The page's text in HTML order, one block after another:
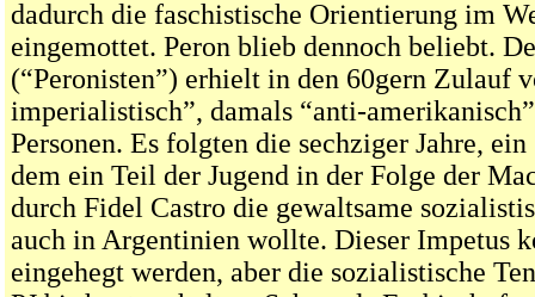
dadurch die faschistische Orientierung im
eingemottet. Peron blieb dennoch beliebt.
(“Peronisten”) erhielt in den 60gern Zulauf
imperialistisch”, damals “anti-
Personen. Es folgten die sechziger Jahre,
dem ein Teil der Jugend in der Folge der
durch Fidel Castro die gewaltsame
auch in Argentinien wollte. Dieser Impetus
eingehegt werden, aber die sozialistische